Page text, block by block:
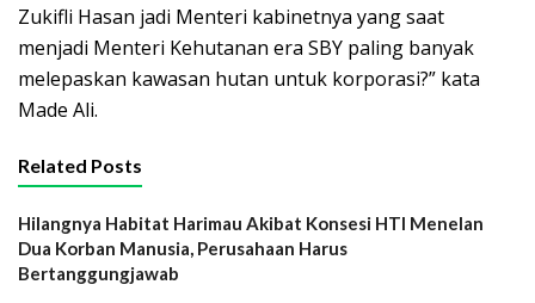
Zukifli Hasan jadi Menteri kabinetnya yang saat
menjadi Menteri Kehutanan era SBY paling banyak
melepaskan kawasan hutan untuk korporasi?” kata
Made Ali.
Related Posts
Hilangnya Habitat Harimau Akibat Konsesi HTI Menelan
Dua Korban Manusia, Perusahaan Harus
Bertanggungjawab